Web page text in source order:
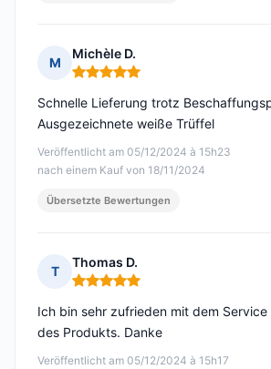
M
Michèle D.
Hinweis: 5 von 5
Veröffentlicht am 05/12/2024 à 15h23
nach einem Kauf von 18/11/2024
Schnelle Lieferung trotz
Ausgezeichnete weiße Trüffel
Übersetzte Bewertungen
T
Thomas D.
Hinweis: 5 von 5
Veröffentlicht am 05/12/2024 à 15h17
Ich bin sehr zufrieden mit dem
des Produkts. Danke